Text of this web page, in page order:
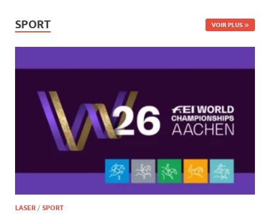
SPORT VOIR PLUS
LASER / SPORT